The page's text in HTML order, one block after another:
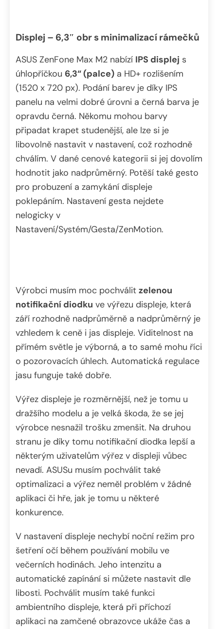
Displej – 6,3″ obr s minimalizací rámečků
ASUS ZenFone Max M2 nabízí IPS displej s
úhlopříčkou 6,3“ (palce) a HD+ rozlišením
(1520 x 720 px). Podání barev je díky IPS
panelu na velmi dobré úrovni a černá barva je
opravdu černá. Někomu mohou barvy
připadat krapet studenější, ale lze si je
libovolně nastavit v nastavení, což rozhodně
chválím. V dané cenové kategorii si jej dovolím
hodnotit jako nadprůměrný. Potěší také gesto
pro probuzení a zamykání displeje
poklepáním. Nastavení gesta nejdete
nelogicky v
Nastavení/Systém/Gesta/ZenMotion.
Výrobci musím moc pochválit zelenou
notifikační diodku ve výřezu displeje, která
září rozhodně nadprůměrně a nadprůměrný je
vzhledem k ceně i jas displeje. Viditelnost na
přímém světle je výborná, a to samé mohu říci
o pozorovacích úhlech. Automatická regulace
jasu funguje také dobře.
Výřez displeje je rozměrnější, než je tomu u
dražšího modelu a je velká škoda, že se jej
výrobce nesnažil trošku zmenšit. Na druhou
stranu je díky tomu notifikační diodka lepší a
některým uživatelům výřez v displeji vůbec
nevadí. ASUSu musím pochválit také
optimalizaci a výřez neměl problém v žádné
aplikaci či hře, jak je tomu u některé
konkurence.
V nastavení displeje nechybí noční režim pro
šetření očí během používání mobilu ve
večerních hodinách. Jeho intenzitu a
automatické zapínání si můžete nastavit dle
libosti. Pochválit musím také funkci
ambientního displeje, která při příchozí
aplikaci na zamčené obrazovce ukáže čas a